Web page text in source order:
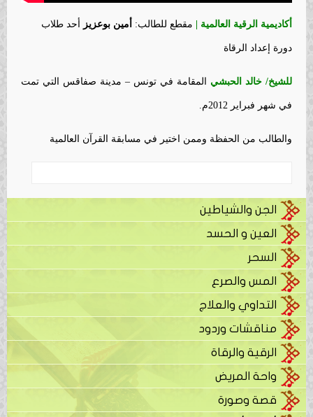
أكاديمية الرقية العالمية | مقطع للطالب: أمين بوعزيز أحد طلاب
دورة إعداد الرقاة
للشيخ/ خالد الحبشي المقامة في تونس – مدينة صفاقس التي تمت
في شهر فبراير 2012م.
والطالب من الحفظة وممن اختير في مسابقة القرآن العالمية
الجن والشياطين
العين و الحسد
السحر
المس والصرع
التداوي والعلاج
مناقشات وردود
الرقية والرقاة
واحة المريض
قصة وصورة